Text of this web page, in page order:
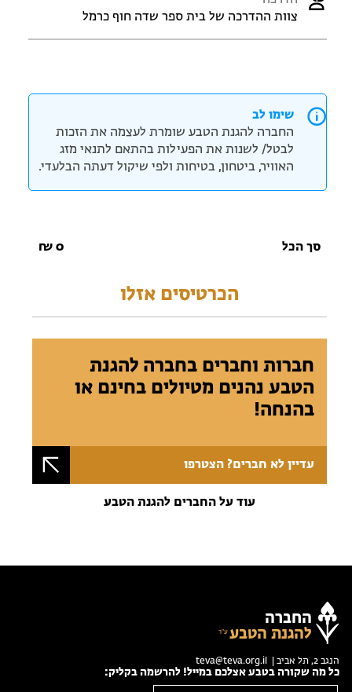
צוות ההדרכה של בית ספר שדה חוף כרמל
שימו לב
החברה להגנת הטבע שומרת לעצמה את הזכות
לבטל/ לשנות את הפעילות בהתאם לתנאי מזג
האוויר, ביטחון, בטיחות ולפי שיקול דעתה הבלעדי.
סך הכל 0
₪
הכרטיסים אזלו
חברות וחברים בחברה להגנת
הטבע נהנים מטיולים בחינם או
בהנחה!
עדיין לא חברים? הצטרפו
עוד על החברים להגנת הטבע
החברה
להגנת הטבע
הנגב 2, תל אביב | teva@teva.org.il
כל מה שקורה בטבע אצלכם במייל! להרשמה בקליק: